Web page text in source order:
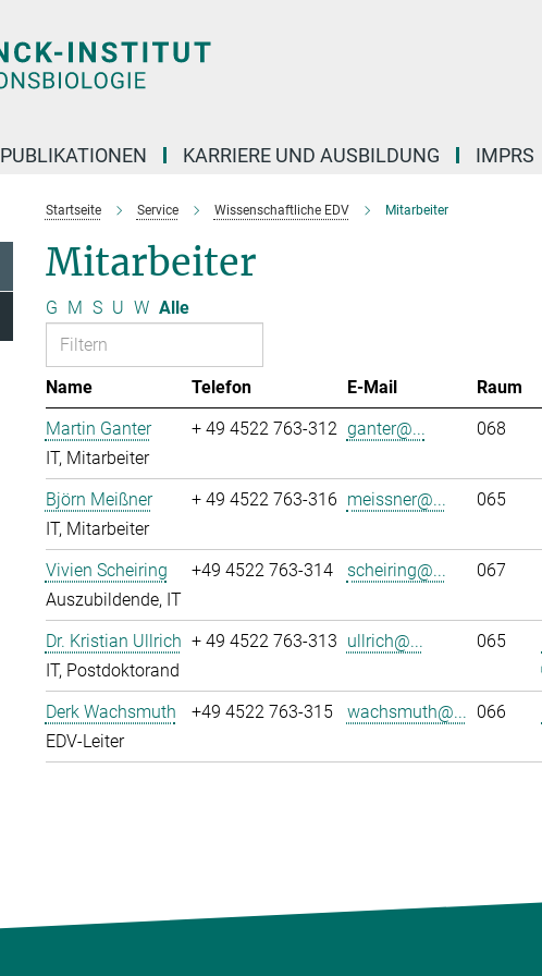
PUBLIKATIONEN KARRIERE UND AUSBILDUNG IMPRS
Startseite Service Wissenschaftliche EDV Mitarbeiter
Mitarbeiter
G M S U W Alle
Name Telefon E-Mail Raum
Martin Ganter
IT, Mitarbeiter
+ 49 4522 763-312 ganter@... 068
Björn Meißner
IT, Mitarbeiter
+ 49 4522 763-316 meissner@... 065
Vivien Scheiring
Auszubildende, IT
+49 4522 763-314 scheiring@... 067
Dr. Kristian Ullrich
IT, Postdoktorand
+ 49 4522 763-313 ullrich@... 065
Derk Wachsmuth
EDV-Leiter
+49 4522 763-315 wachsmuth@... 066